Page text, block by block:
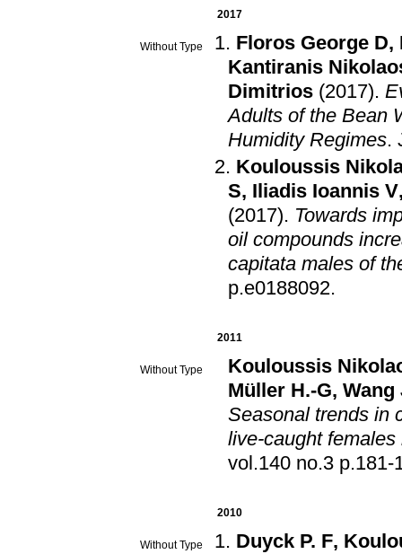
2017
Without Type Floros George D,
Kantiranis
Dimitrios (2017).
Adults of the Bean
Humidity Regimes.
Kouloussis
S, Iliadis Ioannis V
(2017). Towards
oil compounds
capitata males of
p.e0188092.
2011
Without Type
Kouloussis
Müller H.-G, Wang
Seasonal trends in
live-caught females
vol.140 no.3
2010
Without Type Duyck P. F,